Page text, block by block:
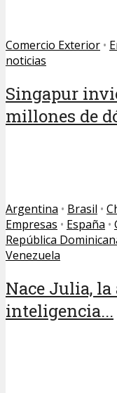
Comercio Exterior •
noticias
Singapur
millones de
Argentina • Brasil •
Empresas • España •
República
Venezuela
Nace Julia,
inteligencia...